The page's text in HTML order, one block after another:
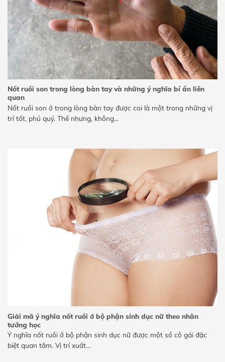
Nốt ruồi son trong lòng bàn tay và những ý nghĩa bí ẩn liên
quan
Nốt ruồi son ở trong lòng bàn tay được coi là một trong những vị
trí tốt, phú quý. Thế nhưng, không...
Giải mã ý nghĩa nốt ruồi ở bộ phận sinh dục nữ theo nhân
tướng học
Ý nghĩa nốt ruồi ở bộ phận sinh dục nữ được một số cô gái đặc
biệt quan tâm. Vị trí xuất...